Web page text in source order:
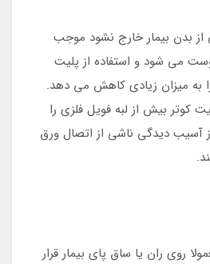
از بدن بیمار خارج نشود موجب
می شود و استفاده از پلیت
به میزان زیادی کاهش می دهد.
کوتر بیش از لبه فویل فلزی را
آسیب دیدگی ناشی از اتصال ورق
روی ران یا ساق پای بیمار قرار